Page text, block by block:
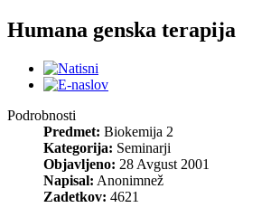
Humana genska terapija
Podrobnosti
Predmet: Biokemija 2
Kategorija: Seminarji
Objavljeno: 28 Avgust 2001
Napisal: Anonimnež
Zadetkov: 4621